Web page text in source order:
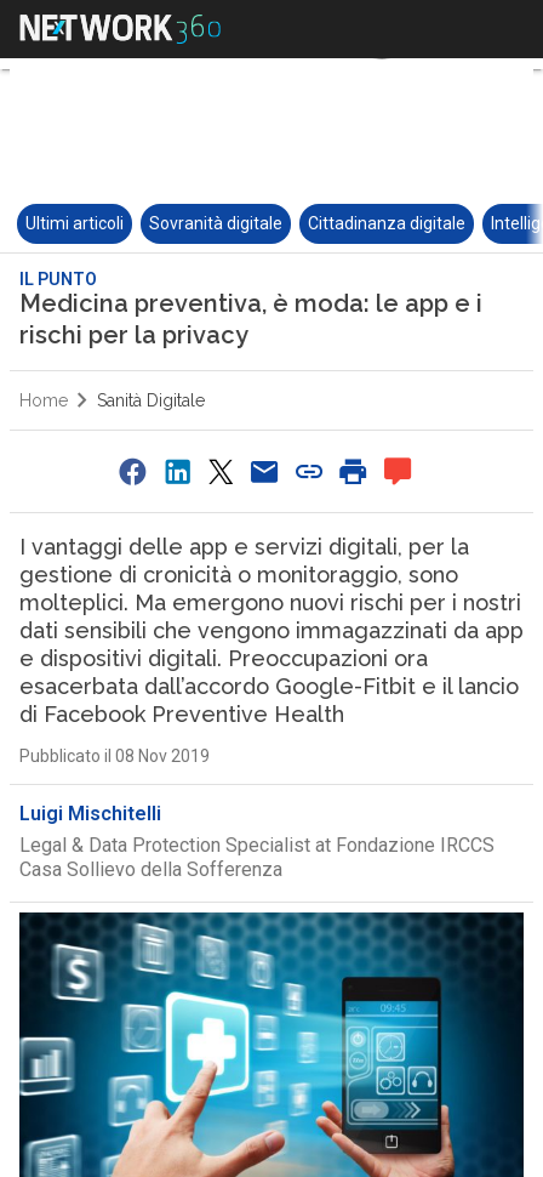
Ultimi articoli Sovranità digitale Cittadinanza digitale
IL PUNTO
Medicina preventiva, è moda: le app e i
rischi per la privacy
Home Sanità Digitale
I vantaggi delle app e servizi digitali, per la
gestione di cronicità o monitoraggio, sono
molteplici. Ma emergono nuovi rischi per i nostri
dati sensibili che vengono immagazzinati da app
e dispositivi digitali. Preoccupazioni ora
esacerbata dall’accordo Google-Fitbit e il lancio
di Facebook Preventive Health
Pubblicato il 08 Nov 2019
Luigi Mischitelli
Legal & Data Protection Specialist at Fondazione IRCCS
Casa Sollievo della Sofferenza